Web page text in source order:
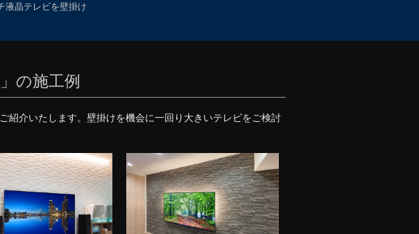
液晶テレビを壁掛け
の施工例
紹介いたします。壁掛けを機会に一回り大きいテレビをご検討